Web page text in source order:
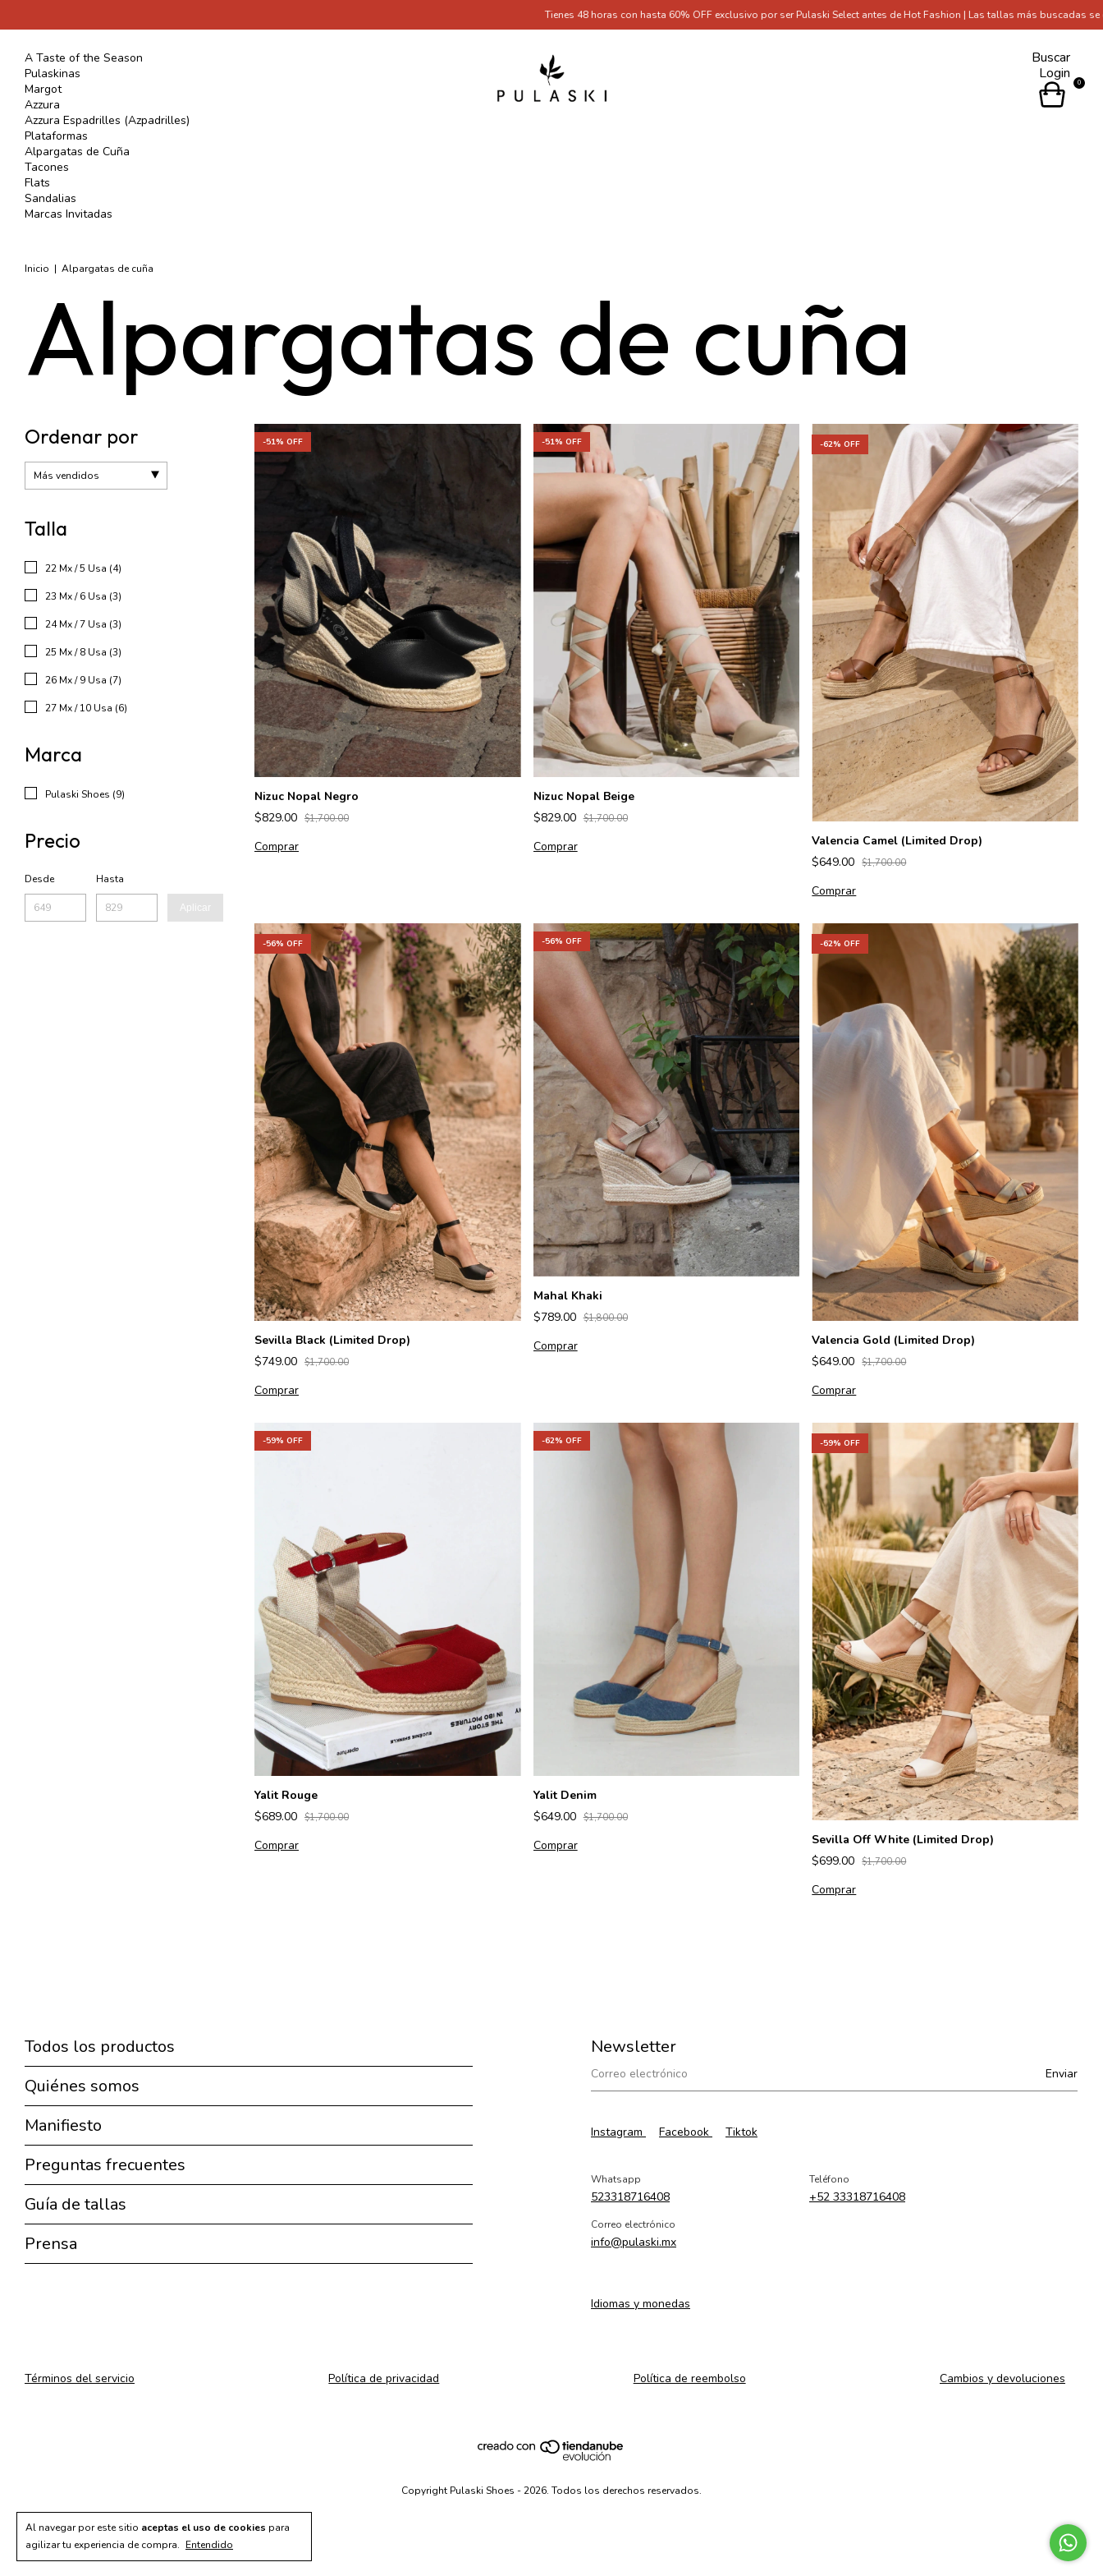
Tienes 48 horas con hasta 60% OFF exclusivo por ser Pulaski Select antes de Hot Fashion | Las tallas más buscadas se están
A Taste of the Season
Pulaskinas
Margot
Azzura
Azzura Espadrilles (Azpadrilles)
Plataformas
Alpargatas de Cuña
Tacones
Flats
Sandalias
Marcas Invitadas
Buscar
Login
0
Al navegar por este sitio aceptas el uso de cookies para
agilizar tu experiencia de compra. Entendido
Inicio | Alpargatas de cuña
Alpargatas de cuña
Ordenar por
Talla
22 Mx / 5 Usa (4)
23 Mx / 6 Usa (3)
24 Mx / 7 Usa (3)
25 Mx / 8 Usa (3)
26 Mx / 9 Usa (7)
27 Mx / 10 Usa (6)
Marca
Pulaski Shoes (9)
Precio
Desde Hasta
Aplicar
-51% OFF
Nizuc Nopal Negro
$829.00 $1,700.00
Comprar
-51% OFF
Nizuc Nopal Beige
$829.00 $1,700.00
Comprar
-62% OFF
Valencia Camel (Limited Drop)
$649.00
$1,700.00
Comprar
-56% OFF
Sevilla Black (Limited Drop)
$749.00 $1,700.00
Comprar
-56% OFF
Mahal Khaki
$789.00 $1,800.00
Comprar
-62% OFF
Valencia Gold (Limited Drop)
$649.00
$1,700.00
Comprar
-59% OFF
Yalit Rouge
$689.00 $1,700.00
Comprar
-62% OFF
Yalit Denim
$649.00 $1,700.00
Comprar
-59% OFF
Sevilla Off White (Limited Drop)
$699.00
$1,700.00
Comprar
Todos los productos
Quiénes somos
Manifiesto
Preguntas frecuentes
Guía de tallas
Prensa
Newsletter
Instagram Facebook Tiktok
Whatsapp
523318716408
Teléfono
+52 33318716408
Correo electrónico
info@pulaski.mx
Idiomas y monedas
Términos del servicio Política de privacidad Política de reembolso Cambios y devoluciones
Copyright Pulaski Shoes - 2026. Todos los derechos reservados.